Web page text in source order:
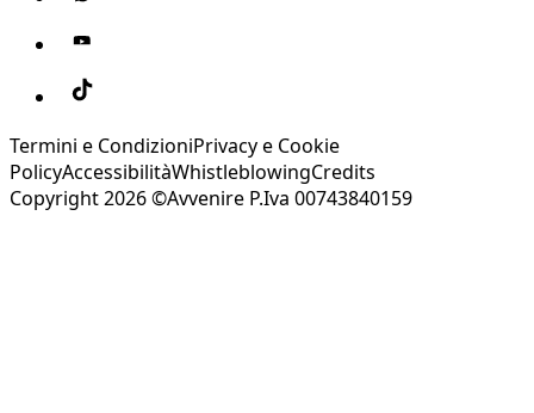
Termini e CondizioniPrivacy e Cookie
PolicyAccessibilitàWhistleblowingCredits
Copyright 2026 ©Avvenire P.Iva 00743840159